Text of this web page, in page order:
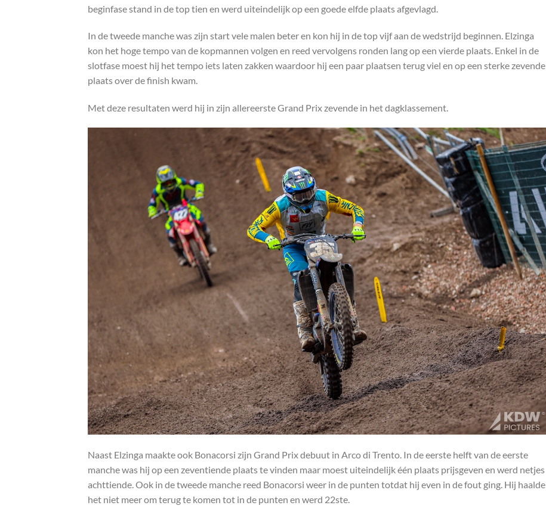
beginfase stand in de top tien en werd uiteindelijk op een goede elfde plaats afgevlagd.
In de tweede manche was zijn start vele malen beter en kon hij in de top vijf aan de wedstrijd beginnen. Elzinga
kon het hoge tempo van de kopmannen volgen en reed vervolgens ronden lang op een vierde plaats. Enkel in de
slotfase moest hij het tempo iets laten zakken waardoor hij een paar plaatsen terug viel en op een sterke zevende
plaats over de finish kwam.
Met deze resultaten werd hij in zijn allereerste Grand Prix zevende in het dagklassement.
Naast Elzinga maakte ook Bonacorsi zijn Grand Prix debuut in Arco di Trento. In de eerste helft van de eerste
manche was hij op een zeventiende plaats te vinden maar moest uiteindelijk één plaats prijsgeven en werd netjes
achttiende. Ook in de tweede manche reed Bonacorsi weer in de punten totdat hij even in de fout ging. Hij haalde
het niet meer om terug te komen tot in de punten en werd 22ste.